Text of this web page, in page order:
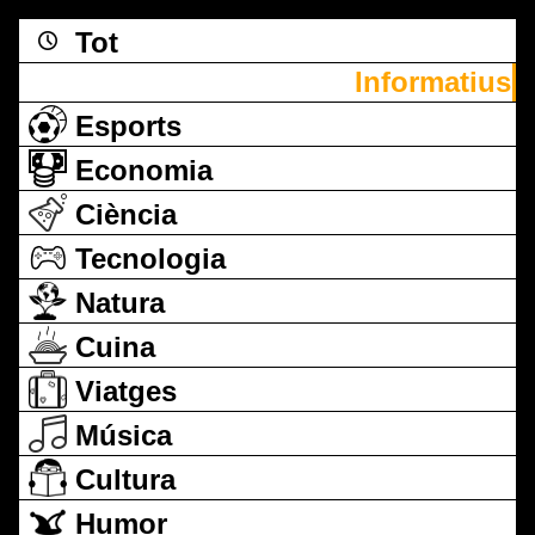
Tot
Informatius
Esports
Economia
Ciència
Tecnologia
Natura
Cuina
Viatges
Música
Cultura
Humor